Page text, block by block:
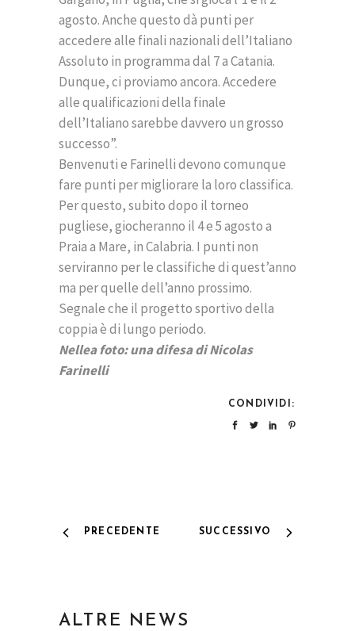
agosto. Anche questo dà punti per
accedere alle finali nazionali dell’Italiano
Assoluto in programma dal 7 a Catania.
Dunque, ci proviamo ancora. Accedere
alle qualificazioni della finale
dell’Italiano sarebbe davvero un grosso
successo”.
Benvenuti e Farinelli devono comunque
fare punti per migliorare la loro classifica.
Per questo, subito dopo il torneo
pugliese, giocheranno il 4 e 5 agosto a
Praia a Mare, in Calabria. I punti non
serviranno per le classifiche di quest’anno
ma per quelle dell’anno prossimo.
Segnale che il progetto sportivo della
coppia è di lungo periodo.
Nellea foto: una difesa di Nicolas
Farinelli
CONDIVIDI:
PRECEDENTE SUCCESSIVO
ALTRE NEWS